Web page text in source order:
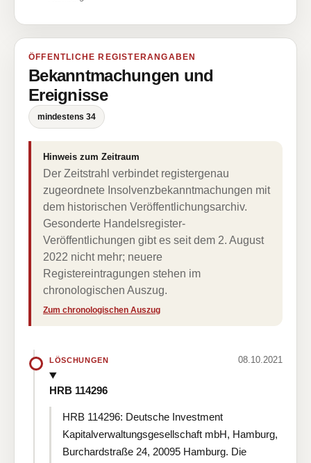
ÖFFENTLICHE REGISTERANGABEN
Bekanntmachungen und
Ereignisse
mindestens 34
Hinweis zum Zeitraum
Der Zeitstrahl verbindet registergenau
zugeordnete Insolvenzbekanntmachungen mit
dem historischen Veröffentlichungsarchiv.
Gesonderte Handelsregister-
Veröffentlichungen gibt es seit dem 2. August
2022 nicht mehr; neuere
Registereintragungen stehen im
chronologischen Auszug.
Zum chronologischen Auszug
LÖSCHUNGEN 08.10.2021
HRB 114296
HRB 114296: Deutsche Investment
Kapitalverwaltungsgesellschaft mbH, Hamburg,
Burchardstraße 24, 20095 Hamburg. Die